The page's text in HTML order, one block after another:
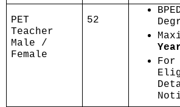
PET
Teacher
Male /
Female
52
For